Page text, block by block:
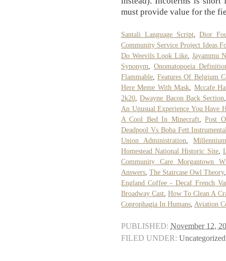
must provide value for the
Santali Language Script,Dior
Community Service Project Ideas
Do Weevils Look Like ,Jayammu
Synonym ,Onomatopoeia
Flammable ,Features Of Belgium
Here Meme With Mask
Mccafe
2k20 ,Dwayne Bacon Back Section
An Unusual Experience You Have
A Cool Bed In Minecraft,Post
Deadpool Vs Boba Fett
Union Administration
Homestead National Historic Site,
Community Care Morgantown
Answers ,The Staircase Owl Theory
England Coffee - Decaf French
Broadway Cast ,How To Clean A
Coprophagia In Humans Aviation
PUBLISHED: November 12,
FILED UNDER: Uncategorized